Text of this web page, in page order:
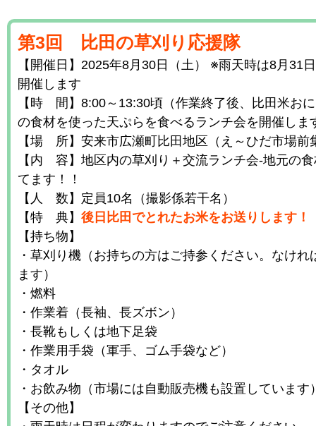
第3回 比田の草刈り応援隊
【開催日】2025年8月30日（土） ※雨天時は8月31
開催します
【時 間】8:00～13:30頃（作業終了後、比田米お
の食材を使った天ぷらを食べるランチ会を開催しま
【場 所】安来市広瀬町比田地区（え～ひだ市場前
【内 容】地区内の草刈り＋交流ランチ会-地元の
てます！！
【人 数】定員10名（撮影係若干名）
【特 典】 後日比田でとれたお米をお送りします！
【持ち物】
・草刈り機（お持ちの方はご持参ください。なけれ
ます）
・燃料
・作業着（長袖、長ズボン）
・長靴もしくは地下足袋
・作業用手袋（軍手、ゴム手袋など）
・タオル
・お飲み物（市場には自動販売機も設置しています
【その他】